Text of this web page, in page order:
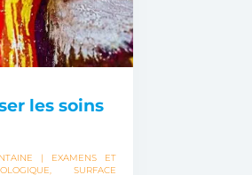
les soins
| EXAMENS ET
, SURFACE